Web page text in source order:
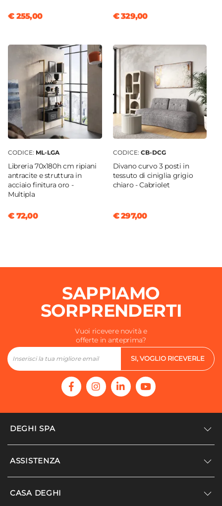
€ 255,00 € 329,00
CODICE: ML-LGA
Libreria 70x180h cm ripiani
antracite e struttura in
acciaio finitura oro -
Multipla
€ 72,00
CODICE: CB-DCG
Divano curvo 3 posti in
tessuto di ciniglia grigio
chiaro - Cabriolet
€ 297,00
SAPPIAMO
SORPRENDERTI
Vuoi ricevere novità e
offerte in anteprima?
SI, VOGLIO RICEVERLE
DEGHI SPA
Accedi/Registrati
ASSISTENZA
Supporto
CASA DEGHI